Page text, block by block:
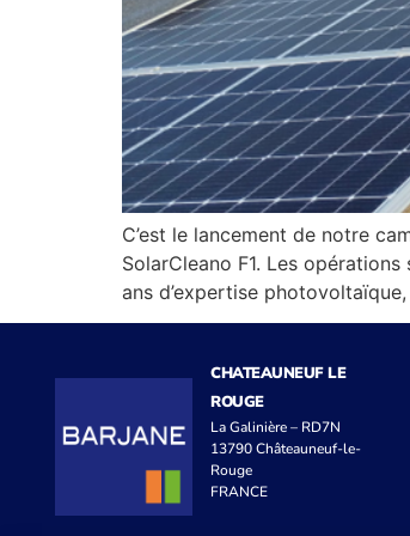
C’est le lancement de notre
SolarCleano F1. Les
ans d’expertise
CHATEAUNEUF LE
ROUGE
La Galinière – RD7N
13790 Châteauneuf-le-
Rouge
FRANCE